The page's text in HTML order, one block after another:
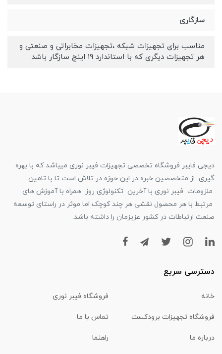
سازگاری
مناسب برای تجهیزات شبکه ،تجهیزات مخابراتی و صنعتی و
هر تجهیزات دیگری که با استاندارد ۱۹ اینچ سازگار باشد
دیجی فایبر فروشگاه تخصصی تجهیزات فیبر نوری میباشد که با بهره
گیری از متخصصین خبره در این حوزه در تلاش است تا با تامین
ملزومات فیبر نوری با آخرین تکنولوژی روز همراه با آموزش های
مرتبط با هر محصول نقشی هر چند کوچک اما موثر در راستای توسعه
صنعت ارتباطات در کشور عزیزمان را داشته باشد.
دسترسی سریع
خانه فروشگاه فیبر نوری
فروشگاه تجهیزات برودکست تماس با ما
درباره ما راهنما